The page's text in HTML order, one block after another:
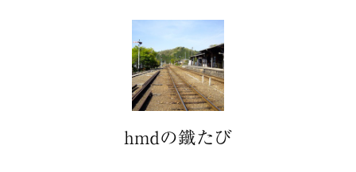
hmdの鐵たび